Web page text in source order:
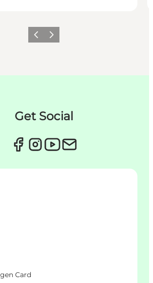
Previous
Next
Get Social
Card